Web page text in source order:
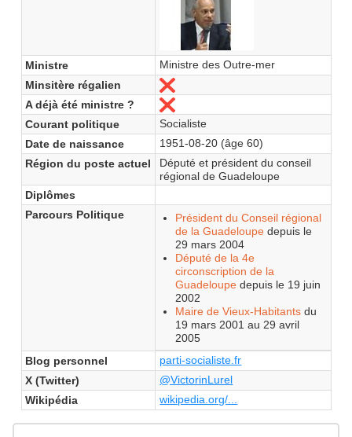
Ministre
Ministre des Outre-mer
Minsitère régalien
Non
A déjà été ministre ?
Non
Courant politique
Socialiste
Date de naissance
1951-08-20 (âge 60)
Région du poste actuel
Député et président du conseil
régional de Guadeloupe
Diplômes
Parcours Politique
Président du Conseil régional
de la Guadeloupedepuis le
29 mars 2004
Député de la 4e
circonscription de la
Guadeloupedepuis le 19 juin
2002
Maire de Vieux-Habitantsdu
19 mars 2001 au 29 avril
2005
Blog personnel
parti-socialiste.fr
X (Twitter)
@VictorinLurel
Wikipédia
wikipedia.org/...